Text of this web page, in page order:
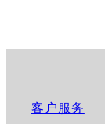
客户服务